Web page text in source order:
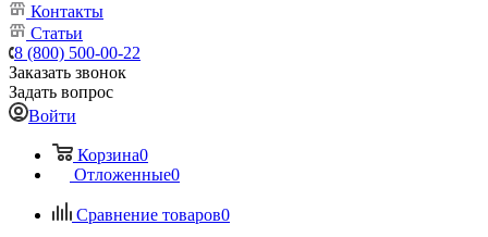
Контакты
Статьи
8 (800) 500-00-22
Заказать звонок
Задать вопрос
Войти
Корзина0
Отложенные0
Сравнение товаров0